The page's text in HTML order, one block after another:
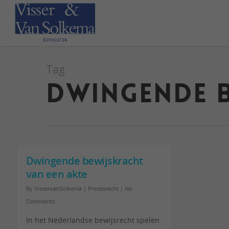
Tag
dwingende
Dwingende bewijskracht
van een akte
By VisservanSolkema Procesrecht
No
Comments
In het Nederlandse bewijsrecht spelen